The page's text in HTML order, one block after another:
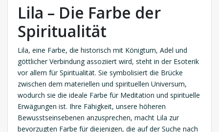
Lila – Die Farbe der
Spiritualität
Lila, eine Farbe, die historisch mit Königtum, Adel und
göttlicher Verbindung assoziiert wird, steht in der Esoterik
vor allem für Spiritualität. Sie symbolisiert die Brücke
zwischen dem materiellen und spirituellen Universum,
wodurch sie die ideale Farbe für Meditation und spirituelle
Erwägungen ist. Ihre Fähigkeit, unsere höheren
Bewusstseinsebenen anzusprechen, macht Lila zur
bevorzugten Farbe für diejenigen, die auf der Suche nach